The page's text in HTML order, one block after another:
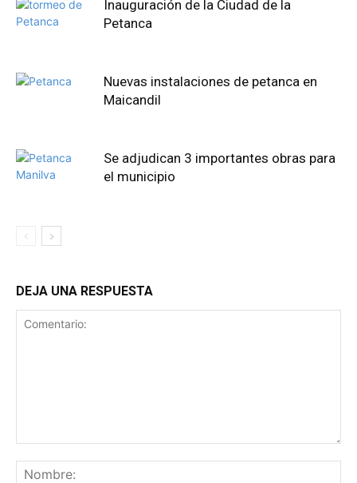
Inauguración de la Ciudad de la
Petanca
Nuevas instalaciones de petanca en
Maicandil
Se adjudican 3 importantes obras para
el municipio
DEJA UNA RESPUESTA